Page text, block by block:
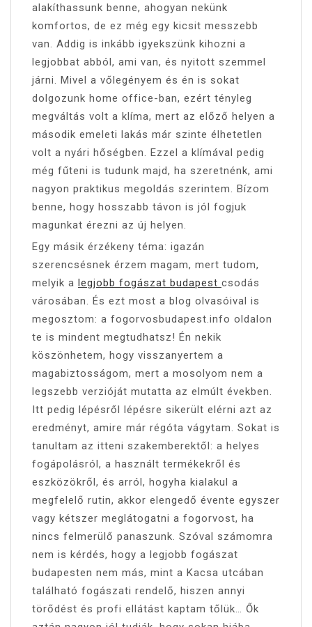
alakíthassunk benne, ahogyan nekünk
komfortos, de ez még egy kicsit messzebb
van. Addig is inkább igyekszünk kihozni a
legjobbat abból, ami van, és nyitott szemmel
járni. Mivel a vőlegényem és én is sokat
dolgozunk home office-ban, ezért tényleg
megváltás volt a klíma, mert az előző helyen a
második emeleti lakás már szinte élhetetlen
volt a nyári hőségben. Ezzel a klímával pedig
még fűteni is tudunk majd, ha szeretnénk, ami
nagyon praktikus megoldás szerintem. Bízom
benne, hogy hosszabb távon is jól fogjuk
magunkat érezni az új helyen.
Egy másik érzékeny téma: igazán
szerencsésnek érzem magam, mert tudom,
melyik a legjobb fogászat budapest csodás
városában. És ezt most a blog olvasóival is
megosztom: a fogorvosbudapest.info oldalon
te is mindent megtudhatsz! Én nekik
köszönhetem, hogy visszanyertem a
magabiztosságom, mert a mosolyom nem a
legszebb verzióját mutatta az elmúlt években.
Itt pedig lépésről lépésre sikerült elérni azt az
eredményt, amire már régóta vágytam. Sokat is
tanultam az itteni szakemberektől: a helyes
fogápolásról, a használt termékekről és
eszközökről, és arról, hogyha kialakul a
megfelelő rutin, akkor elengedő évente egyszer
vagy kétszer meglátogatni a fogorvost, ha
nincs felmerülő panaszunk. Szóval számomra
nem is kérdés, hogy a legjobb fogászat
budapesten nem más, mint a Kacsa utcában
található fogászati rendelő, hiszen annyi
törődést és profi ellátást kaptam tőlük… Ők